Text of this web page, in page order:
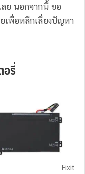
ย นอกจากนี้ ขอ
เพื่อหลีกเลี่ยงปัญหา
อรี่
Fixit